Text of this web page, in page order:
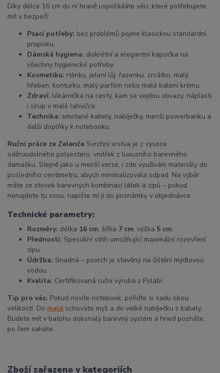
Díky délce 16 cm do ní hravě uspořádáte věci, které potřebujete
mít v bezpečí:
Psací potřeby: bez problémů pojme klasickou standardní
propisku.
Dámská hygiena: diskrétní a elegantní kapsička na
všechny hygienické potřeby.
Kosmetiku: rtěnku, jelení lůj, řasenku, zrcátko, malý
hřeben, konturku, malý parfém nebo malé balení krému.
Zdraví: lékárnička na cesty, kam se vejdou obvazy, náplasti
i sirup v malé lahvičce.
Technika: smotané kabely, nabíječky, menší powerbanku a
další doplňky k notebooku.
Ruční práce ze Zelenče Svrchní vrstva je z vysoce
oděruodolného polyesteru, vnitřek z luxusního barevného
damašku. Stejně jako u menší verze, i zde využívám materiály do
posledního centimetru, abych minimalizovala odpad. Na výběr
máte ze stovek barevných kombinací látek a zipů – pokud
nenajdete tu svou, napište mi ji do poznámky v objednávce.
Technické parametry:
Rozměry: délka 16 cm, šířka 7 cm, výška 5 cm.
Přednosti: Speciální střih umožňující maximální rozevření
zipu.
Údržba: Snadná – povrch je stavěný na čištění mýdlovou
vodou.
Kvalita: Certifikovaná ruční výroba z Polabí.
Tip pro vás: Pokud nosíte notebook, pořiďte si sadu obou
velikostí. Do malé schováte myš a do velké nabíječku s kabely.
Budete mít v batohu dokonalý barevný systém a hned poznáte,
po čem saháte.
Zboží zařazeno v kategoriích